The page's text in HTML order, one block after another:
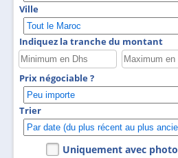
Ville
Indiquez la tranche du montant
Prix négociable ?
Trier
Uniquement avec photo